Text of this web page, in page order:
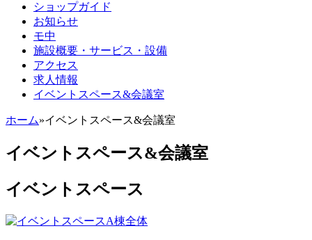
ショップガイド
お知らせ
モ中
施設概要・サービス・設備
アクセス
求人情報
イベントスペース&会議室
ホーム»イベントスペース&会議室
イベントスペース&会議室
イベントスペース